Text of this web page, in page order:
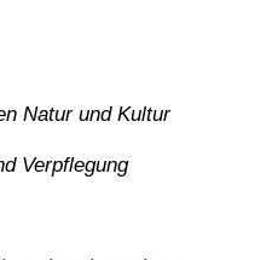
Natur und Kultur
Verpflegung